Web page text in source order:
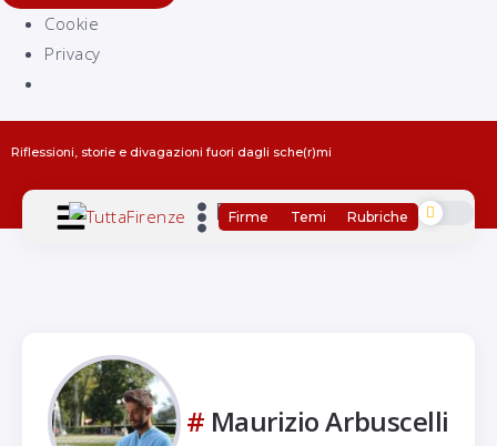
Cookie
Privacy
Riflessioni, storie e divagazioni fuori dagli sche(r)mi
Firme Temi Rubriche
Maurizio Arbuscelli